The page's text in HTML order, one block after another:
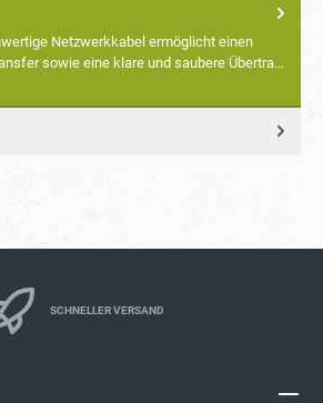
Netzwerkkabel ermöglicht einen
sowie eine klare und saubere Übertra…
SCHNELLER VERSAND